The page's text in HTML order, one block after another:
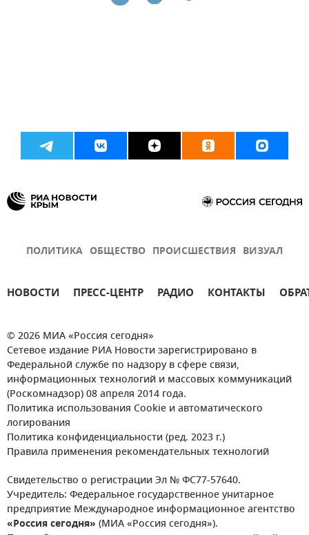
ПОЛИТИКА ОБЩЕСТВО ПРОИСШЕСТВИЯ ВИЗУАЛ
НОВОСТИ ПРЕСС-ЦЕНТР РАДИО КОНТАКТЫ
© 2026 МИА «Россия сегодня»
Сетевое издание РИА Новости зарегистрировано в
Федеральной службе по надзору в сфере связи,
информационных технологий и массовых коммуникаций
(Роскомнадзор) 08 апреля 2014 года.
Политика использования Cookie и автоматического
логирования
Политика конфиденциальности (ред. 2023 г.)
Правила применения рекомендательных технологий
Свидетельство о регистрации Эл № ФС77-57640.
Учредитель: Федеральное государственное унитарное
предприятие Международное информационное агентство
«Россия сегодня» (МИА «Россия сегодня»).